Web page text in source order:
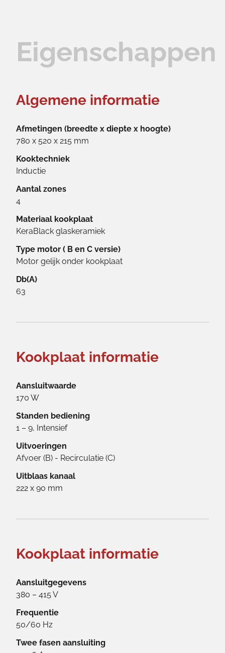
Eigenschappen
Algemene informatie
Afmetingen (breedte x diepte x hoogte)
780 x 520 x 215 mm
Kooktechniek
Inductie
Aantal zones
4
Materiaal kookplaat
KeraBlack glaskeramiek
Type motor ( B en C versie)
Motor gelijk onder kookplaat
Db(A)
63
Kookplaat informatie
Aansluitwaarde
170 W
Standen bediening
1 – 9, Intensief
Uitvoeringen
Afvoer (B) - Recirculatie (C)
Uitblaas kanaal
222 x 90 mm
Kookplaat informatie
Aansluitgegevens
380 – 415 V
Frequentie
50/60 Hz
Twee fasen aansluiting